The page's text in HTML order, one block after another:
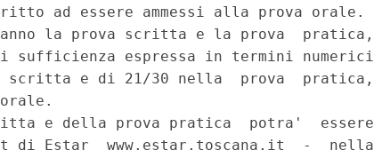
ad essere ammessi alla prova orale.
la prova scritta e la prova  pratica,
sufficienza espressa in termini numerici
scritta e di 21/30 nella  prova  pratica,
orale.
e della prova pratica  potra'  essere
di Estar  www.estar.toscana.it  -  nella